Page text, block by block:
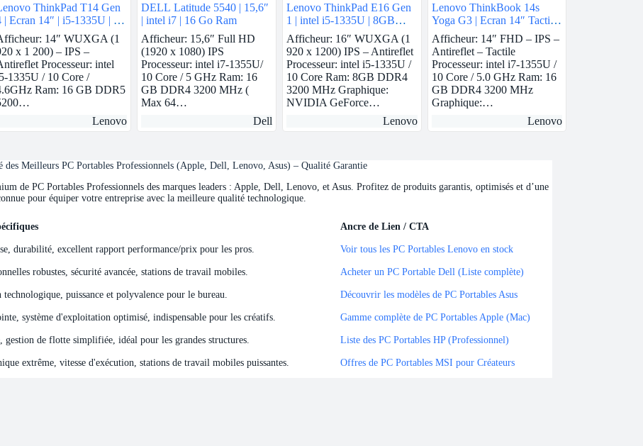
ThinkPad T14 Gen
| Ecran 14″ | i5-1335U | 16
ram | intel Iris Xe | 1 TB
14″ WUXGA (1
x 1 200) – IPS –
Processeur: intel
1335U / 10 Core /
Ram: 16 GB DDR5
Lenovo
DELL Latitude 5540 | 15,6″
| intel i7 | 16 Go Ram
Afficheur: 15,6″ Full HD
(1920 x 1080) IPS
Processeur: intel i7-1355U/
10 Core / 5 GHz Ram: 16
GB DDR4 3200 MHz (
Max 64…
Dell
Lenovo ThinkPad E16 Gen
1 | intel i5-1335U | 8GB
Ram | Nvidia MX550 |
512GB SSD
Afficheur: 16″ WUXGA (1
920 x 1200) IPS – Antireflet
Processeur: intel i5-1335U /
10 Core Ram: 8GB DDR4
3200 MHz Graphique:
NVIDIA GeForce…
Lenovo
Lenovo ThinkBook 14s
Yoga G3 | Ecran 14″ Tactile
| i7-1355U | 16 GB Ram |
intel Iris Xe | 512 GB SSD
Afficheur: 14″ FHD – IPS –
Antireflet – Tactile
Processeur: intel i7-1355U /
10 Core / 5.0 GHz Ram: 16
GB DDR4 3200 MHz
Graphique:…
Lenovo
des Meilleurs PC Portables Professionnels (Apple, Dell, Lenovo, Asus) – Qualité Garantie
de PC Portables Professionnels des marques leaders : Apple, Dell, Lenovo, et Asus. Profitez de produits garantis, optimisés et d’une
pour équiper votre entreprise avec la meilleure qualité technologique.
Ancre de Lien / CTA
Ancre de Lien / CTA
durabilité, excellent rapport performance/prix pour les pros. Voir tous les PC Portables Lenovo en stock
robustes, sécurité avancée, stations de travail mobiles. Acheter un PC Portable Dell (Liste complète)
puissance et polyvalence pour le bureau. Découvrir les modèles de PC Portables Asus
système d'exploitation optimisé, indispensable pour les créatifs. Gamme complète de PC Portables Apple (Mac)
gestion de flotte simplifiée, idéal pour les grandes structures. Liste des PC Portables HP (Professionnel)
extrême, vitesse d'exécution, stations de travail mobiles puissantes. Offres de PC Portables MSI pour Créateurs